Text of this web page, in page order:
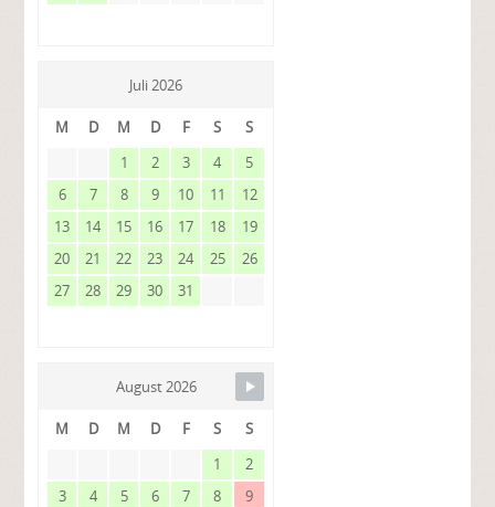
Juli 2026
M D M D F S
S
1
2 3 4
5
6
7 8 9 10 11
12
13
14 15 16 17 18
19
20
21 22 23 24 25
26
27
28 29 30 31
August 2026
M D M D F S
S
1
2
3
4 5 6 7 8
9